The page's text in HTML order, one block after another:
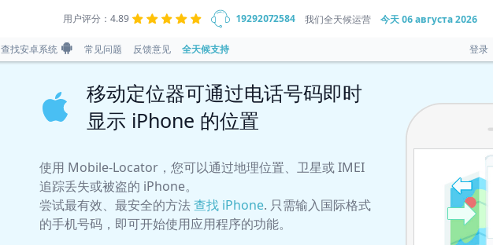
用户评分：4.89 19292072584 我们全天候运营 今天06 августа 2026
查找安卓系统 常见问题 反馈意见 全天候支持 登录
移动定位器可通过电话号码即时
显示 iPhone 的位置
使用 Mobile-Locator，您可以通过地理位置、卫星或 IMEI
追踪丢失或被盗的 iPhone。
尝试最有效、最安全的方法查找 iPhone. 只需输入国际格式
的手机号码，即可开始使用应用程序的功能。